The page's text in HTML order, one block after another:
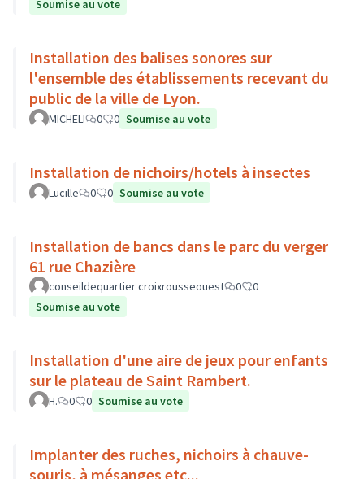
Soumise au vote
Installation des balises sonores sur
l'ensemble des établissements recevant du
public de la ville de Lyon.
MICHELI 0 0 Soumise au vote
Installation de nichoirs/hotels à insectes
Lucille 0 0 Soumise au vote
Installation de bancs dans le parc du verger
61 rue Chazière
conseildequartier croixrousseouest 0
0
Soumise au vote
Installation d'une aire de jeux pour enfants
sur le plateau de Saint Rambert.
H. 0 0 Soumise au vote
Implanter des ruches, nichoirs à chauve-
souris, à mésanges etc...